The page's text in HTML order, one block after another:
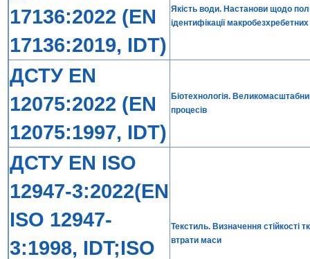
17136:2022 (EN
17136:2019, IDT)
Якість води. Настанови щодо
ідентифікації
ДСТУ EN
12075:2022 (EN
12075:1997, IDT)
Біотехнологія.
процесів
ДСТУ EN ISO
12947-3:2022(EN
ISO 12947-
3:1998, IDT;ISO
Текстиль. Визначення стійкості
втрати маси